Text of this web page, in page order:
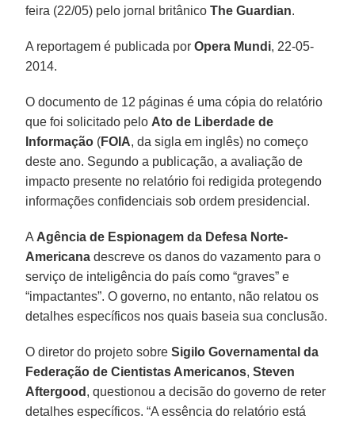
feira (22/05) pelo jornal britânicoThe Guardian.
A reportagem é publicada porOpera Mundi, 22-05-
2014.
O documento de 12 páginas é uma cópia do relatório
que foi solicitado pelo Ato de Liberdade de
Informação (FOIA, da sigla em inglês) no começo
deste ano. Segundo a publicação, a avaliação de
impacto presente no relatório foi redigida protegendo
informações confidenciais sob ordem presidencial.
A Agência de Espionagem da Defesa Norte-
Americana descreve os danos do vazamento para o
serviço de inteligência do país como “graves” e
“impactantes”. O governo, no entanto, não relatou os
detalhes específicos nos quais baseia sua conclusão.
O diretor do projeto sobreSigilo Governamental da
Federação de Cientistas Americanos,Steven
Aftergood , questionou a decisão do governo de reter
detalhes específicos. “A essência do relatório está